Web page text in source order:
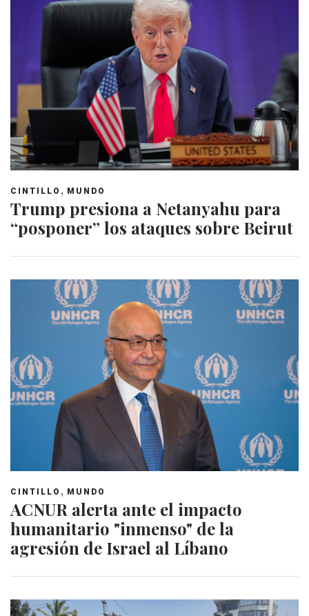
CINTILLO , MUNDO
Trump presiona a Netanyahu para
“posponer” los ataques sobre Beirut
CINTILLO , MUNDO
ACNUR alerta ante el impacto
humanitario "inmenso" de la
agresión de Israel al Líbano